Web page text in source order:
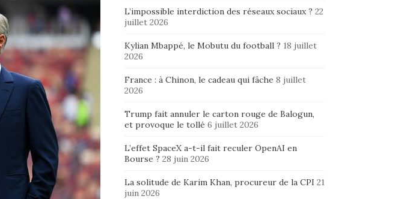
L’impossible interdiction des réseaux sociaux ? 22
juillet 2026
Kylian Mbappé, le Mobutu du football ? 18 juillet
2026
France : à Chinon, le cadeau qui fâche 8 juillet
2026
Trump fait annuler le carton rouge de Balogun,
et provoque le tollé 6 juillet 2026
L’effet SpaceX a-t-il fait reculer OpenAI en
Bourse ? 28 juin 2026
La solitude de Karim Khan, procureur de la CPI 21
juin 2026